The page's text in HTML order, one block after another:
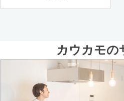
カウカモの